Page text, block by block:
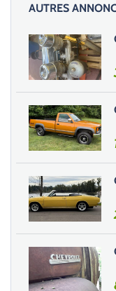
AUTRES